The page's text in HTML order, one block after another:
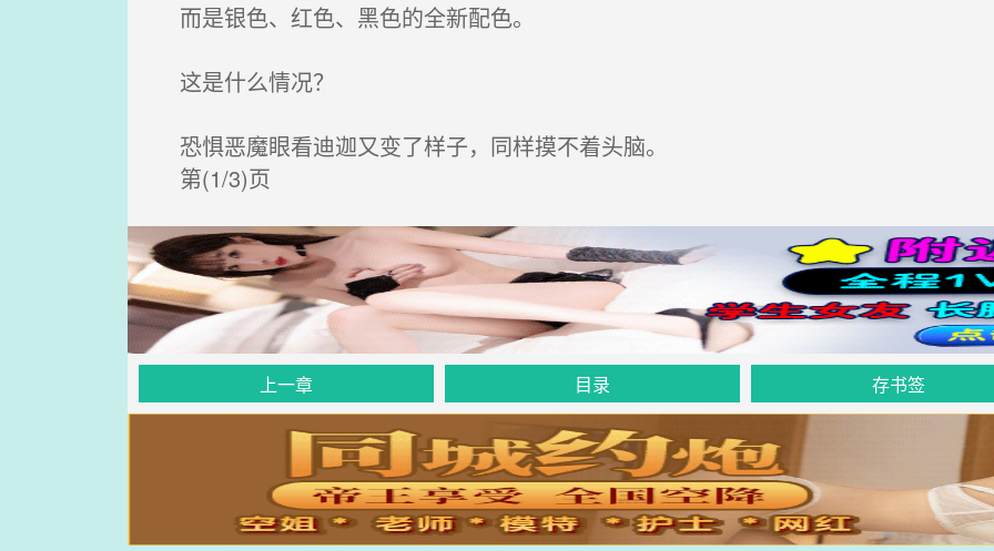
而是银色、红色、黑色的全新配色。
这是什么情况？
恐惧恶魔眼看迪迦又变了样子，同样摸不着头脑。
第(1/3)页
上一章 目录 存书签